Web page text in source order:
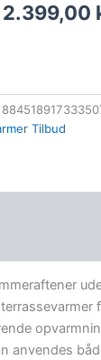
2.399,00
Tilbud
anvendes